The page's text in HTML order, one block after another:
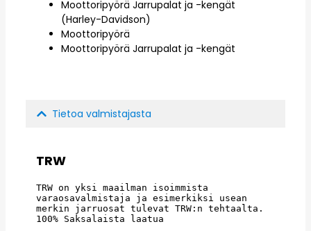
Moottoripyörä Jarrupalat ja -kengät
(Harley-Davidson)
Moottoripyörä
Moottoripyörä Jarrupalat ja -kengät
Tietoa valmistajasta
TRW
TRW on yksi maailman isoimmista
varaosavalmistaja ja esimerkiksi usean
merkin jarruosat tulevat TRW:n tehtaalta.
100% Saksalaista laatua